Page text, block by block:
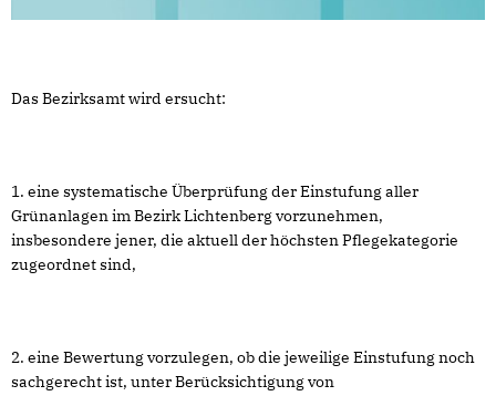
Das Bezirksamt wird ersucht:
1. eine systematische Überprüfung der Einstufung aller
Grünanlagen im Bezirk Lichtenberg vorzunehmen,
insbesondere jener, die aktuell der höchsten Pflegekategorie
zugeordnet sind,
2. eine Bewertung vorzulegen, ob die jeweilige Einstufung noch
sachgerecht ist, unter Berücksichtigung von